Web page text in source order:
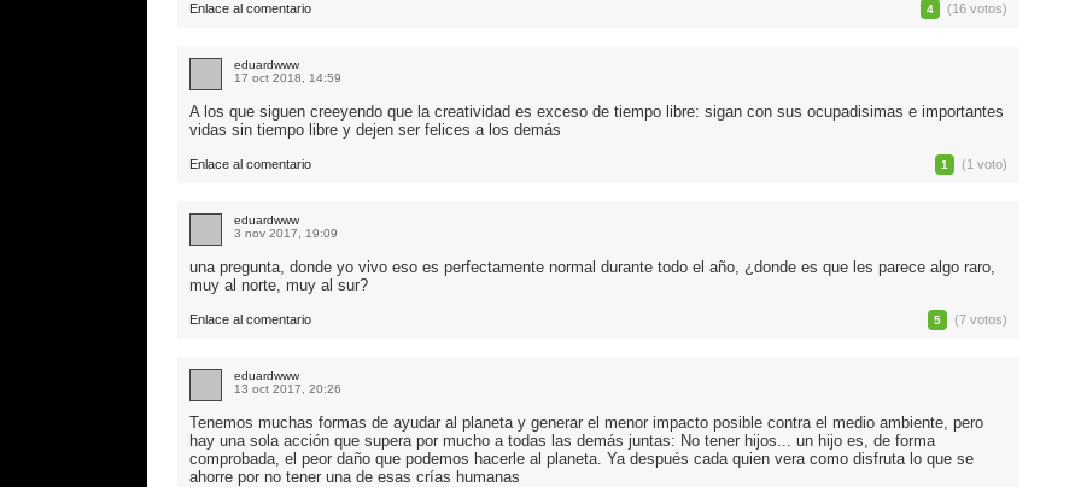
Enlace al comentario 4 (16 votos)
eduardwww
17 oct 2018, 14:59
A los que siguen creeyendo que la creatividad es exceso de tiempo libre: sigan con sus ocupadisimas e importantes
vidas sin tiempo libre y dejen ser felices a los demás
Enlace al comentario 1 (1 voto)
eduardwww
3 nov 2017, 19:09
una pregunta, donde yo vivo eso es perfectamente normal durante todo el año, ¿donde es que les parece algo raro,
muy al norte, muy al sur?
Enlace al comentario 5 (7 votos)
eduardwww
13 oct 2017, 20:26
Tenemos muchas formas de ayudar al planeta y generar el menor impacto posible contra el medio ambiente, pero
hay una sola acción que supera por mucho a todas las demás juntas: No tener hijos... un hijo es, de forma
comprobada, el peor daño que podemos hacerle al planeta. Ya después cada quien vera como disfruta lo que se
ahorre por no tener una de esas crías humanas